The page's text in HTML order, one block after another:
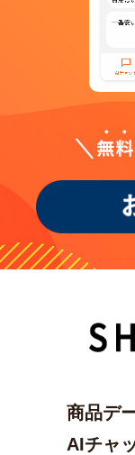
商品デ
AIチャ